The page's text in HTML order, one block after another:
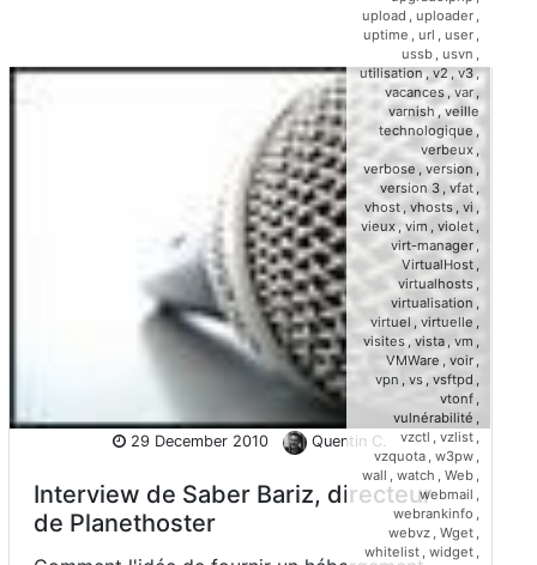
29 December 2010 Quentin C.
Interview de Saber Bariz, directeur
de Planethoster
upload , uploader ,
uptime , url , user ,
ussb , usvn ,
utilisation,v2,v3,
vacances , var,
varnish , veille
technologique ,
verbeux ,
verbose ,version,
version 3 ,vfat ,
vhost , vhosts , vi ,
vieux , vim , violet,
virt-manager ,
VirtualHost ,
virtualhosts ,
virtualisation ,
virtuel, virtuelle ,
visites , vista , vm ,
VMWare , voir ,
vpn , vs , vsftpd ,
vtonf ,
vulnérabilité ,
vzctl , vzlist ,
vzquota , w3pw ,
wall , watch , Web ,
webmail ,
webrankinfo ,
webvz , Wget ,
whitelist , widget ,